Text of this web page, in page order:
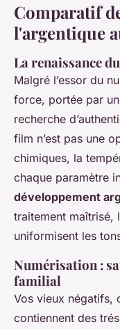
Comparatif
l'argentique
La renaissance
Malgré l’essor du
force, portée par
recherche
film n’est pas une
chimiques, la
chaque paramètre
développement
traitement maîtrisé,
uniformisent les
Numérisation :
familial
Vos vieux négatifs,
contiennent des